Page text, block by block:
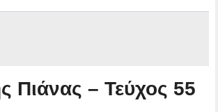
Πιάνας – Τεύχος 55